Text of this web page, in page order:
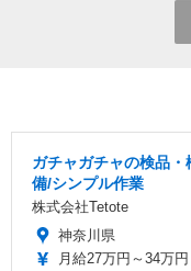
ガチャガチャの検品
備/シンプル作業
株式会社Tetote
神奈川県
月給27万円～34万円